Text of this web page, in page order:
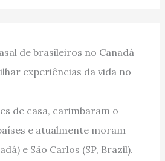
de brasileiros no Canadá
experiências da vida no
de casa, carimbaram o
e atualmente moram
e São Carlos (SP, Brazil).